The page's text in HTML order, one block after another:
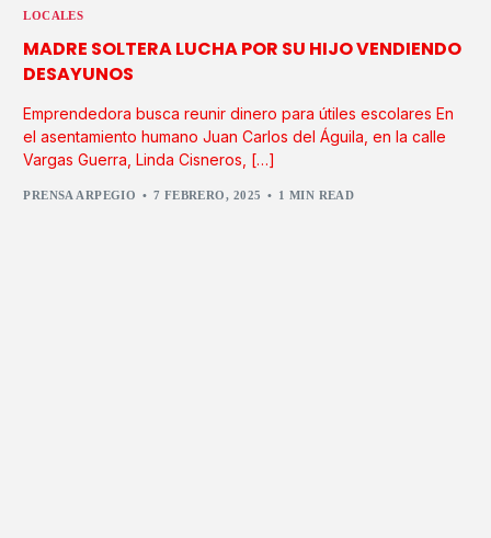
LOCALES
MADRE SOLTERA LUCHA POR SU HIJO VENDIENDO
DESAYUNOS
Emprendedora busca reunir dinero para útiles escolares En
el asentamiento humano Juan Carlos del Águila, en la calle
Vargas Guerra, Linda Cisneros, […]
PRENSA ARPEGIO 7 FEBRERO, 2025 1 MIN READ